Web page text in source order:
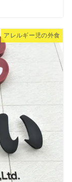
アレルギー児の外食